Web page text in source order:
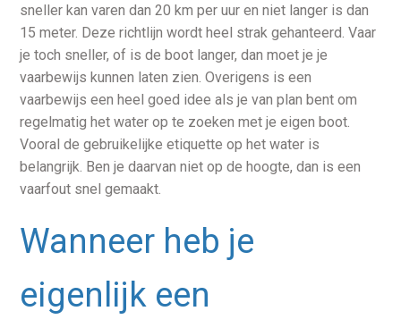
sneller kan varen dan 20 km per uur en niet langer is dan
15 meter. Deze richtlijn wordt heel strak gehanteerd. Vaar
je toch sneller, of is de boot langer, dan moet je je
vaarbewijs kunnen laten zien. Overigens is een
vaarbewijs een heel goed idee als je van plan bent om
regelmatig het water op te zoeken met je eigen boot.
Vooral de gebruikelijke etiquette op het water is
belangrijk. Ben je daarvan niet op de hoogte, dan is een
vaarfout snel gemaakt.
Wanneer heb je
eigenlijk een